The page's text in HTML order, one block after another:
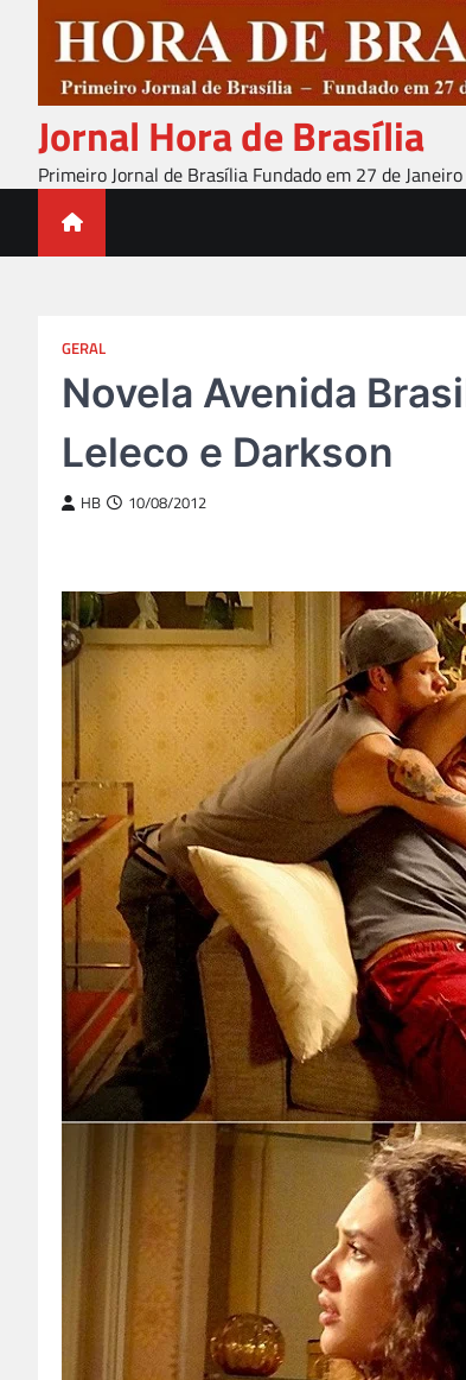
content
Jornal Hora de Brasília
Primeiro Jornal de Brasília Fundado em 27 de
GERAL
Novela Avenida
Leleco e Darkson
HB 10/08/2012